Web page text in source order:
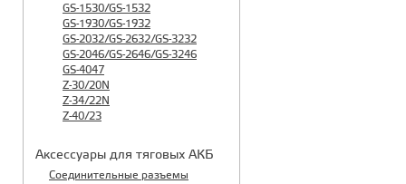
GS-1530/GS-1532
GS-1930/GS-1932
GS-2032/GS-2632/GS-3232
GS-2046/GS-2646/GS-3246
GS-4047
Z-30/20N
Z-34/22N
Z-40/23
Аксессуары для тяговых АКБ
Соединительные разъемы